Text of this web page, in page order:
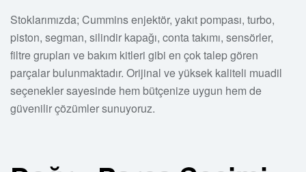
Stoklarımızda; Cummins enjektör, yakıt pompası, turbo,
piston, segman, silindir kapağı, conta takımı, sensörler,
filtre grupları ve bakım kitleri gibi en çok talep gören
parçalar bulunmaktadır. Orijinal ve yüksek kaliteli muadil
seçenekler sayesinde hem bütçenize uygun hem de
güvenilir çözümler sunuyoruz.